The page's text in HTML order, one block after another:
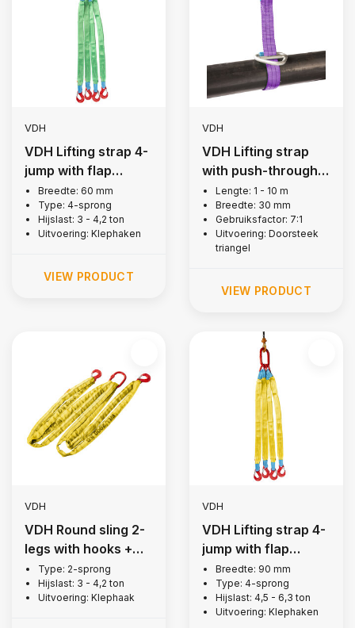
VDH
VDH Lifting strap 4-
jump with flap
hooks, 3 tons
Breedte: 60 mm
Type: 4-sprong
Hijslast: 3 - 4,2 ton
Uitvoering: Klephaken
VIEW PRODUCT
VDH
VDH Lifting strap
with push-through
triangle, 1 ton
Lengte: 1 - 10 m
Breedte: 30 mm
Gebruiksfactor: 7:1
Uitvoering: Doorsteek
triangel
VIEW PRODUCT
VDH
VDH Round sling 2-
legs with hooks +
latch, 3 ton
Type: 2-sprong
Hijslast: 3 - 4,2 ton
Uitvoering: Klephaak
VDH
VDH Lifting strap 4-
jump with flap
hooks, 4 tons
Breedte: 90 mm
Type: 4-sprong
Hijslast: 4,5 - 6,3 ton
Uitvoering: Klephaken